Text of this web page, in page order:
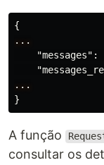
{
...
"messages" :
...
}
A função
consultar os